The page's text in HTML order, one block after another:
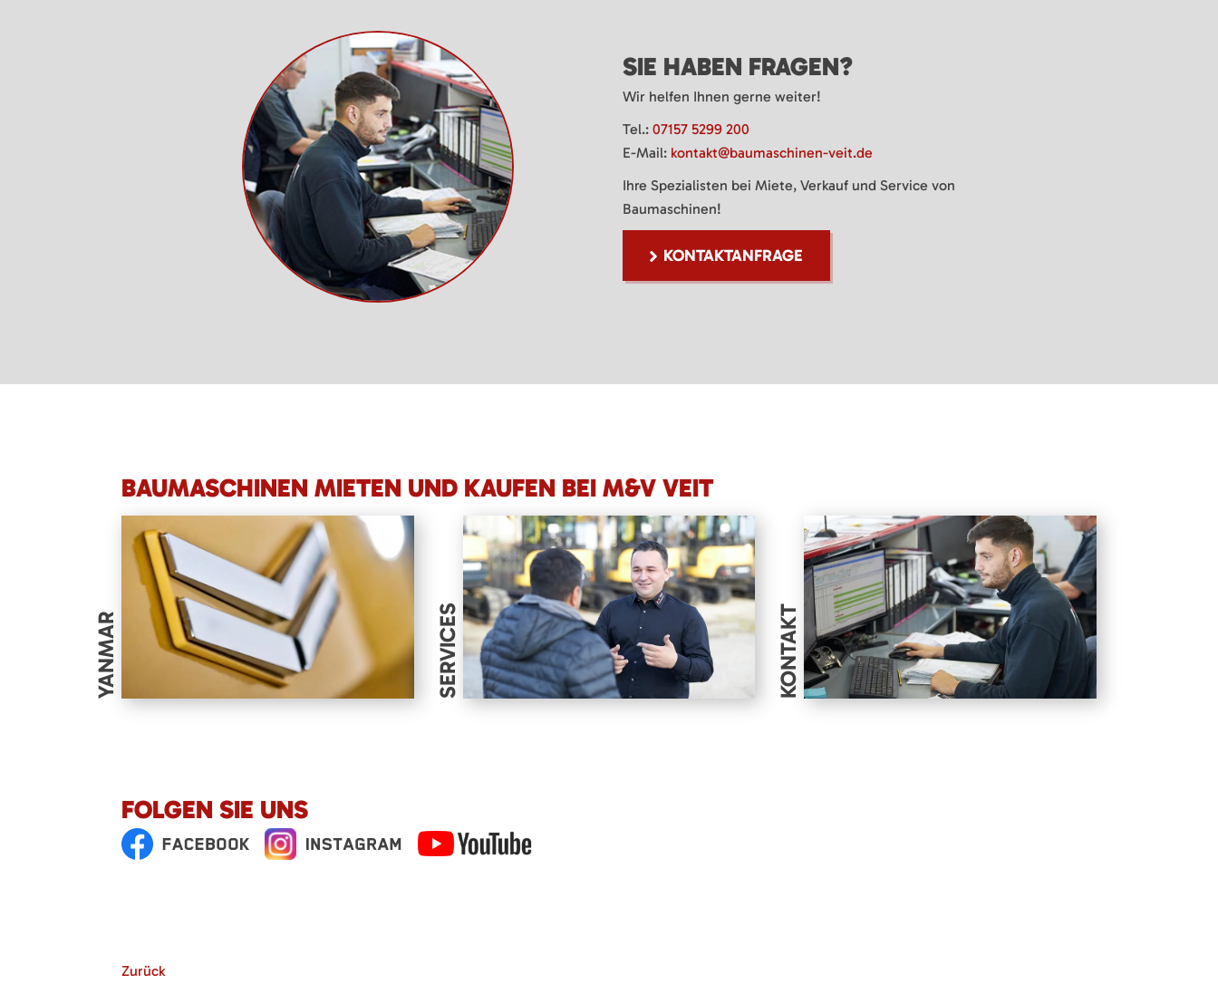
SIE HABEN FRAGEN?
Wir helfen Ihnen gerne weiter!
Tel.: 07157 5299 200
E-Mail: kontakt@baumaschinen-veit.de
Ihre Spezialisten bei Miete, Verkauf und Service von
Baumaschinen!
KONTAKTANFRAGE
BAUMASCHINEN MIETEN UND KAUFEN BEI M&V VEIT
YANMAR SERVICES KONTAKT
FOLGEN SIE UNS
Zurück